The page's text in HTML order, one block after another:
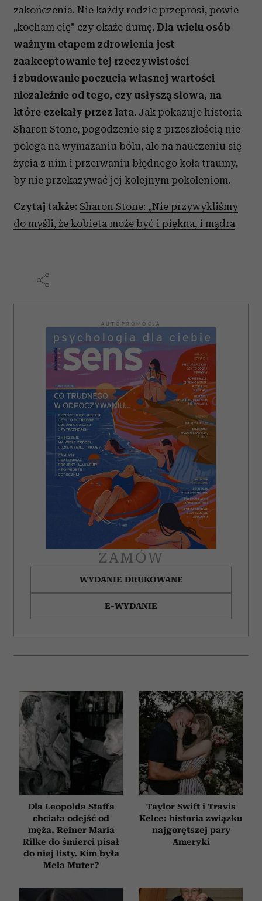
zakończenia. Nie każdy rodzic przeprosi, powie
„kocham cię” czy okaże dumę. Dla wielu osób
ważnym etapem zdrowienia jest
zaakceptowanie tej rzeczywistości
i zbudowanie poczucia własnej wartości
niezależnie od tego, czy usłyszą słowa, na
które czekały przez lata. Jak pokazuje historia
Sharon Stone, pogodzenie się z przeszłością nie
polega na wymazaniu bólu, ale na nauczeniu się
życia z nim i przerwaniu błędnego koła traumy,
by nie przekazywać jej kolejnym pokoleniom.
Czytaj także: Sharon Stone: „Nie przywykliśmy
do myśli, że kobieta może być i piękna, i mądra
AUTOPROMOCJA
ZAMÓW
WYDANIE DRUKOWANE
E-WYDANIE
Dla Leopolda Staffa
chciała odejść od
męża. Reiner Maria
Rilke do śmierci pisał
do niej listy. Kim była
Mela Muter?
Taylor Swift i Travis
Kelce: historia związku
najgorętszej pary
Ameryki